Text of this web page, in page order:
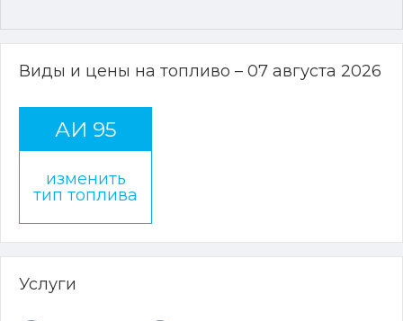
Виды и цены на топливо – 07 августа 2026
АИ 95
изменить
тип топлива
Услуги